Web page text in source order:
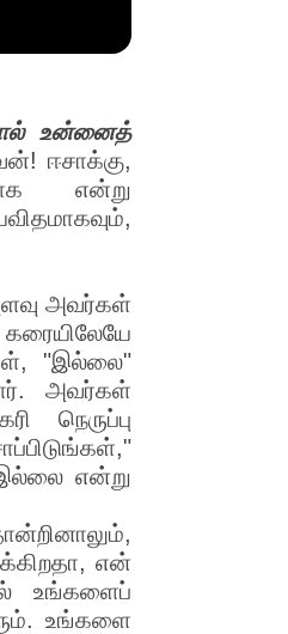
உன்னைத்
ஈசாக்கு,
என்று
அவர்கள்
"இல்லை"
அவர்கள்
நெருப்பு
என்று
என்
உங்களைப்
உங்களை